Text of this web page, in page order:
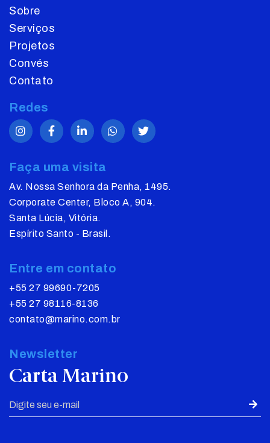
Sobre
Serviços
Projetos
Convés
Contato
Redes
Faça uma visita
Av. Nossa Senhora da Penha, 1495.
Corporate Center, Bloco A, 904.
Santa Lúcia, Vitória.
Espírito Santo - Brasil.
Entre em contato
+55 27 99690-7205
+55 27 98116-8136
contato@marino.com.br
Newsletter
Carta Marino